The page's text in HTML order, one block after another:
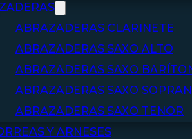
ABRAZADERAS CLARINETE
ABRAZADERAS SAXO ALTO
ABRAZADERAS SAXO
ABRAZADERAS SAXO
ABRAZADERAS SAXO TENOR
Y ARNESES